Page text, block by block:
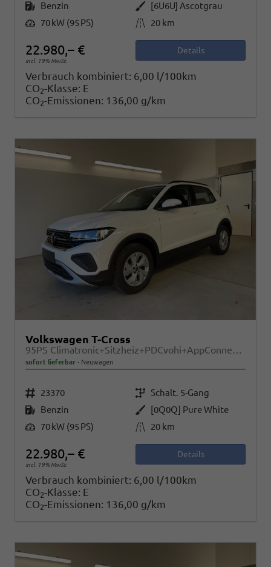
Kraftstoff Benzin Außenfarbe
[6U6U] Ascotgrau
Leistung 70 kW (95 PS) Kilometerstand 20 km
22.980,– €
incl. 19% MwSt.
Details
Verbrauch kombiniert: 6,00 l/100km
CO2-Klasse: E
CO2-Emissionen: 136,00 g/km
Volkswagen T-Cross
95PS Climatronic+Sitzheiz+PDCvohi+AppConnect+Side+TravelAssist+ACC
sofort lieferbar Neuwagen
Fahrzeugnr. 23370 Getriebe Schalt. 5-Gang
Kraftstoff Benzin Außenfarbe
[0Q0Q] Pure White
Leistung 70 kW (95 PS) Kilometerstand 20 km
22.980,– €
incl. 19% MwSt.
Details
Verbrauch kombiniert: 6,00 l/100km
CO2-Klasse: E
CO2-Emissionen: 136,00 g/km